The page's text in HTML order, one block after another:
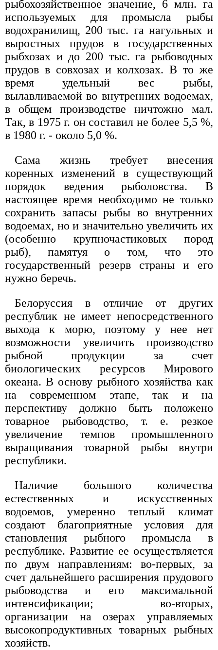
рыбохозяйственное значение, 6 млн. га
используемых для промысла рыбы
водохранилищ, 200 тыс. га нагульных и
выростных прудов в государственных
рыбхозах и до 200 тыс. га рыбоводных
прудов в совхозах и колхозах. В то же
время удельный вес рыбы,
вылавливаемой во внутренних водоемах,
в общем производстве ничтожно мал.
Так, в 1975 г. он составил не более 5,5 %,
в 1980 г. - около 5,0 %.
Сама жизнь требует внесения
коренных изменений в существующий
порядок ведения рыболовства. В
настоящее время необходимо не только
сохранить запасы рыбы во внутренних
водоемах, но и значительно увеличить их
(особенно крупночастиковых пород
рыб), памятуя о том, что это
государственный резерв страны и его
нужно беречь.
Белоруссия в отличие от других
республик не имеет непосредственного
выхода к морю, поэтому у нее нет
возможности увеличить производство
рыбной продукции за счет
биологических ресурсов Мирового
океана. В основу рыбного хозяйства как
на современном этапе, так и на
перспективу должно быть положено
товарное рыбоводство, т. е. резкое
увеличение темпов промышленного
выращивания товарной рыбы внутри
республики.
Наличие большого количества
естественных и искусственных
водоемов, умеренно теплый климат
создают благоприятные условия для
становления рыбного промысла в
республике. Развитие ее осуществляется
по двум направлениям: во-первых, за
счет дальнейшего расширения прудового
рыбоводства и его максимальной
интенсификации; во-вторых,
организации на озерах управляемых
высокопродуктивных товарных рыбных
хозяйств.